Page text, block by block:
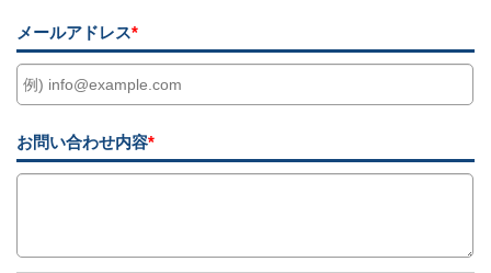
メールアドレス*
お問い合わせ内容*